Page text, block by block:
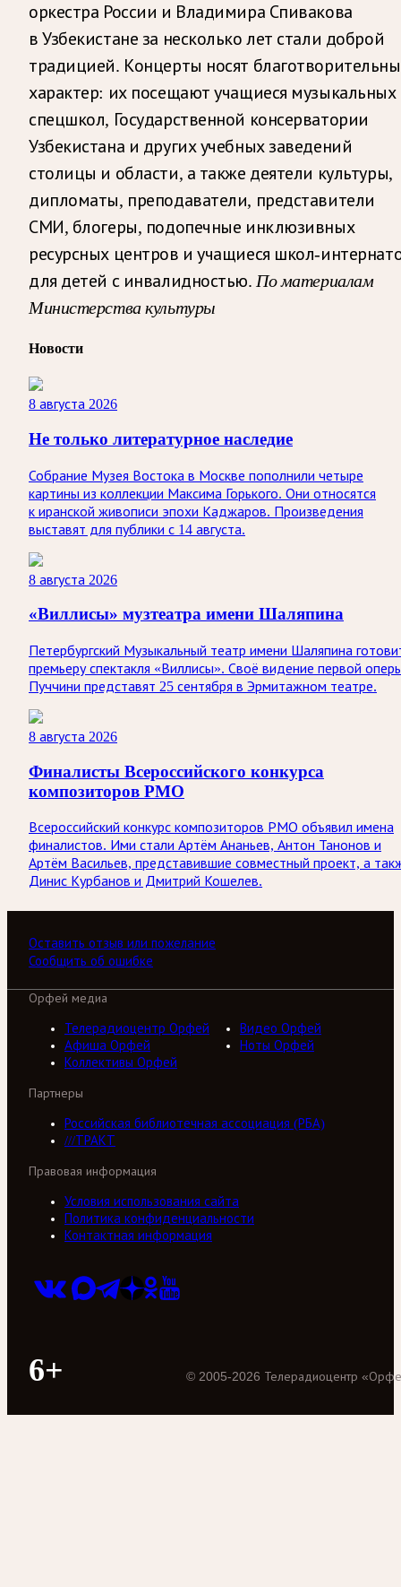
оркестра России и Владимира Спивакова
в Узбекистане за несколько лет стали доброй
традицией. Концерты носят
характер: их посещают учащиеся музыкальных
спецшкол, Государственной консерватории
Узбекистана и других учебных заведений
столицы и области, а также деятели культуры,
дипломаты, преподаватели, представители
СМИ, блогеры, подопечные инклюзивных
ресурсных центров и учащиеся школ-
для детей с инвалидностью. По материалам
Министерства культуры
Новости
8 августа 2026
Не только литературное наследие
Собрание Музея Востока в Москве пополнили четыре
картины из коллекции Максима Горького. Они относятся
к иранской живописи эпохи Каджаров. Произведения
выставят для публики с 14 августа.
8 августа 2026
«Виллисы» музтеатра имени Шаляпина
Петербургский Музыкальный театр имени Шаляпина
премьеру спектакля «Виллисы». Своё видение первой
Пуччини представят 25 сентября в Эрмитажном театре.
8 августа 2026
Финалисты Всероссийского конкурса
композиторов РМО
Всероссийский конкурс композиторов РМО объявил имена
финалистов. Ими стали Артём Ананьев, Антон Танонов и
Артём Васильев, представившие совместный проект, а
Динис Курбанов и Дмитрий Кошелев.
Оставить отзыв или пожелание
Сообщить об ошибке
Орфей медиа
Телерадиоцентр Орфей
Видео Орфей
Афиша Орфей
Ноты Орфей
Коллективы Орфей
Партнеры
Российская библиотечная ассоциация (РБА)
///ТРАКТ
Правовая информация
Условия использования сайта
Политика конфиденциальности
Контактная информация
6+ © 2005-2026 Телерадиоцентр